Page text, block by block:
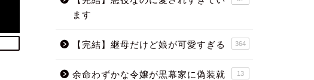
ます
【完結】継母だけど娘が可愛すぎる 364
余命わずかな令嬢が黒幕家に偽装就
13